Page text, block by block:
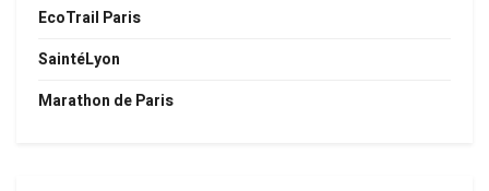
EcoTrail Paris
SaintéLyon
Marathon de Paris